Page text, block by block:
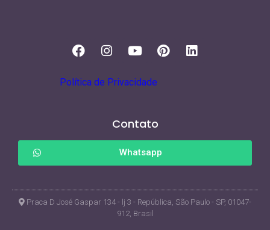
Política de Privacidade
Contato
Whatsapp
Praca D José Gaspar 134 - lj 3 - República, São Paulo - SP, 01047-
912, Brasil